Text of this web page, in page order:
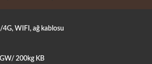
WIFI, ağ kablosu
200kg KB